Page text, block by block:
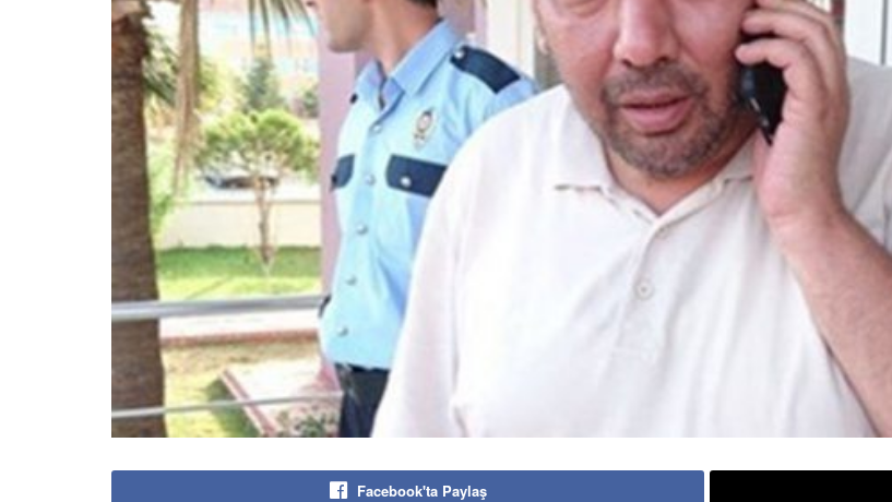
Facebook'ta Paylaş